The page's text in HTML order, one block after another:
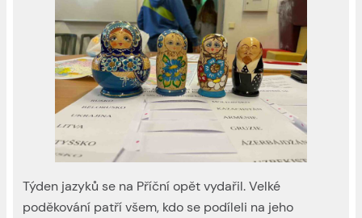
Týden jazyků se na Příční opět vydařil. Velké
poděkování patří všem, kdo se podíleli na jeho